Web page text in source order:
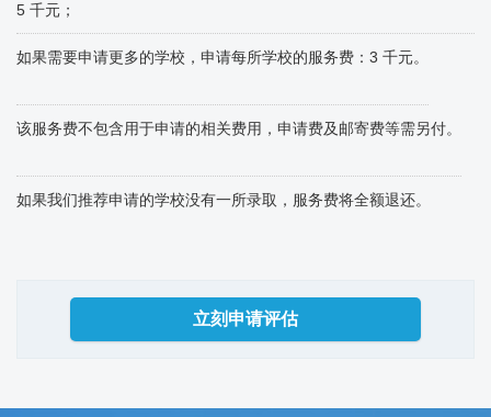
5 千元；
如果需要申请更多的学校，申请每所学校的服务费：3 千元。
该服务费不包含用于申请的相关费用，申请费及邮寄费等需另付。
如果我们推荐申请的学校没有一所录取，服务费将全额退还。
立刻申请评估